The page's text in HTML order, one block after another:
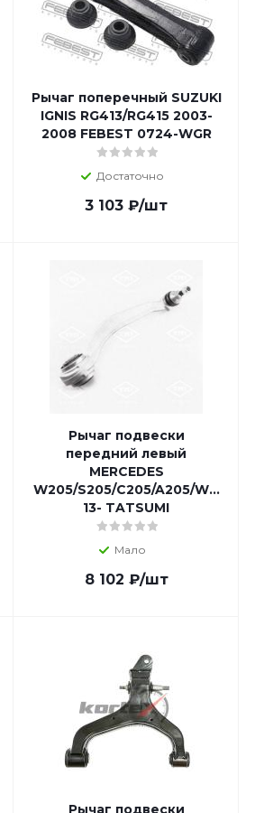
Рычаг поперечный SUZUKI
IGNIS RG413/RG415 2003-
2008 FEBEST 0724-WGR
Достаточно
3 103 ₽/шт
Рычаг подвески
передний левый
MERCEDES
W205/S205/C205/A205/W213/
13- TATSUMI
Мало
8 102 ₽/шт
Рычаг подвески